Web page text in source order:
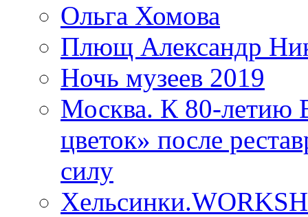
Ольга Хомова
Плющ Александр
Ночь музеев 2019
Москва. К 80-
цветок» после
силу